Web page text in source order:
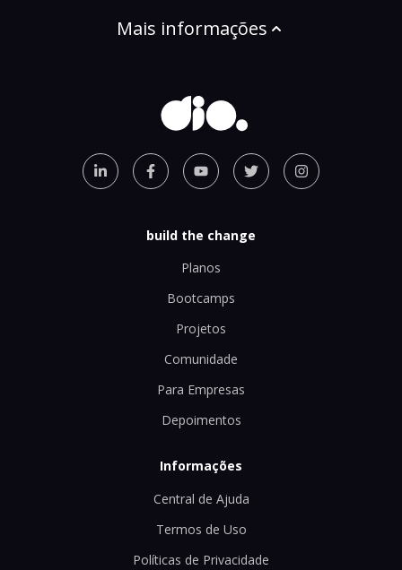
Mais informações
build the change
Planos
Bootcamps
Projetos
Comunidade
Para Empresas
Depoimentos
Informações
Central de Ajuda
Termos de Uso
Políticas de Privacidade